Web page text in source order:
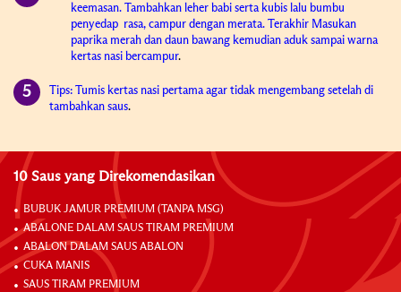
keemasan. Tambahkan leher babi serta kubis lalu bumbu
penyedap rasa, campur dengan merata. Terakhir Masukan
paprika merah dan daun bawang kemudian aduk sampai warna
kertas nasi bercampur.
Tips: Tumis kertas nasi pertama agar tidak mengembang setelah di
tambahkan saus.
10 Saus yang Direkomendasikan
BUBUK JAMUR PREMIUM (TANPA MSG)
ABALONE DALAM SAUS TIRAM PREMIUM
ABALON DALAM SAUS ABALON
CUKA MANIS
SAUS TIRAM PREMIUM